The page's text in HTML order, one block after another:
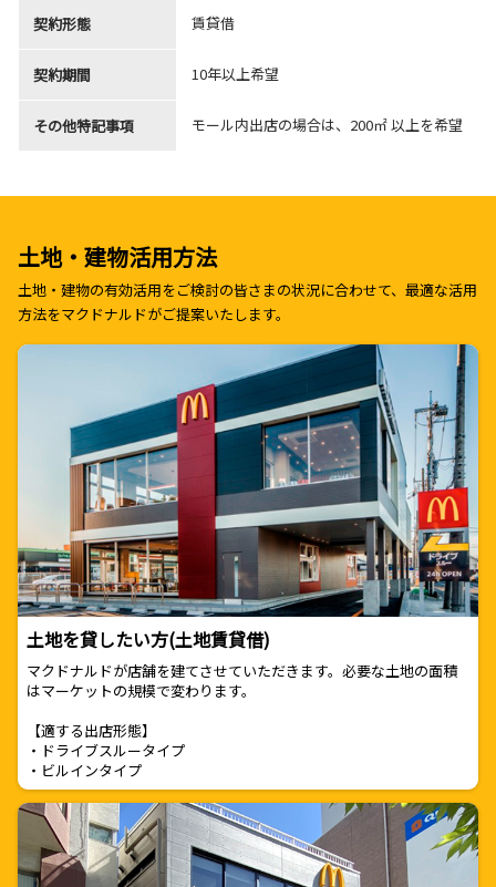
契約形態 賃貸借
契約期間 10年以上希望
その他特記事項 モール内出店の場合は、200㎡ 以上を希望
土地・建物活用方法
土地・建物の有効活用をご検討の皆さまの状況に合わせて、最適な活用
方法をマクドナルドがご提案いたします。
土地を貸したい方(土地賃貸借)
マクドナルドが店舗を建てさせていただきます。必要な土地の面積
はマーケットの規模で変わります。
【適する出店形態】
・ドライブスルータイプ
・ビルインタイプ